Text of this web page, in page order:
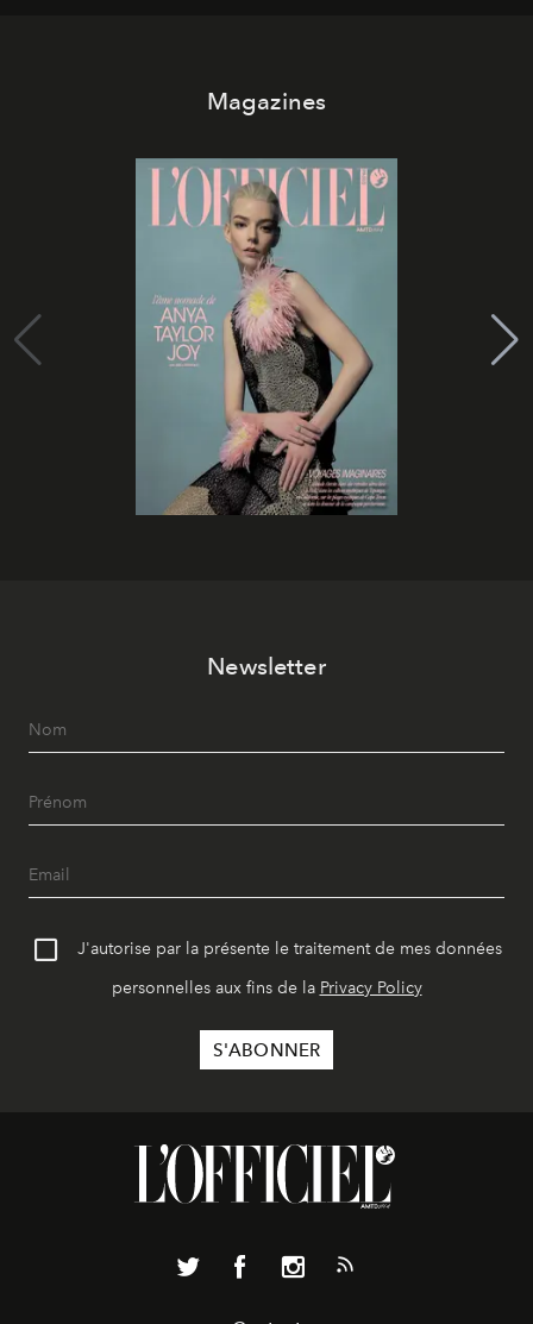
Magazines
Newsletter
J'autorise par la présente le traitement de mes données
personnelles aux fins de la Privacy Policy